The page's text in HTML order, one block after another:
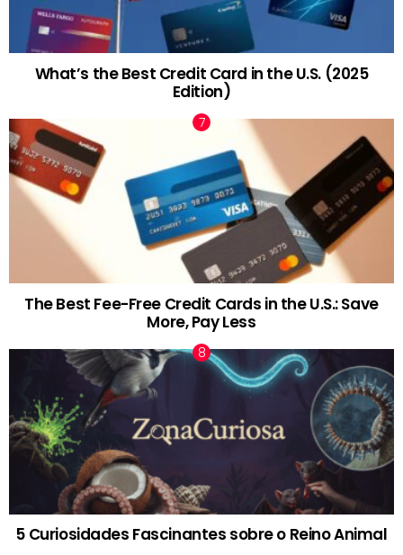
What’s the Best Credit Card in the U.S. (2025
Edition)
The Best Fee-Free Credit Cards in the U.S.: Save
More, Pay Less
5 Curiosidades Fascinantes sobre o Reino Animal